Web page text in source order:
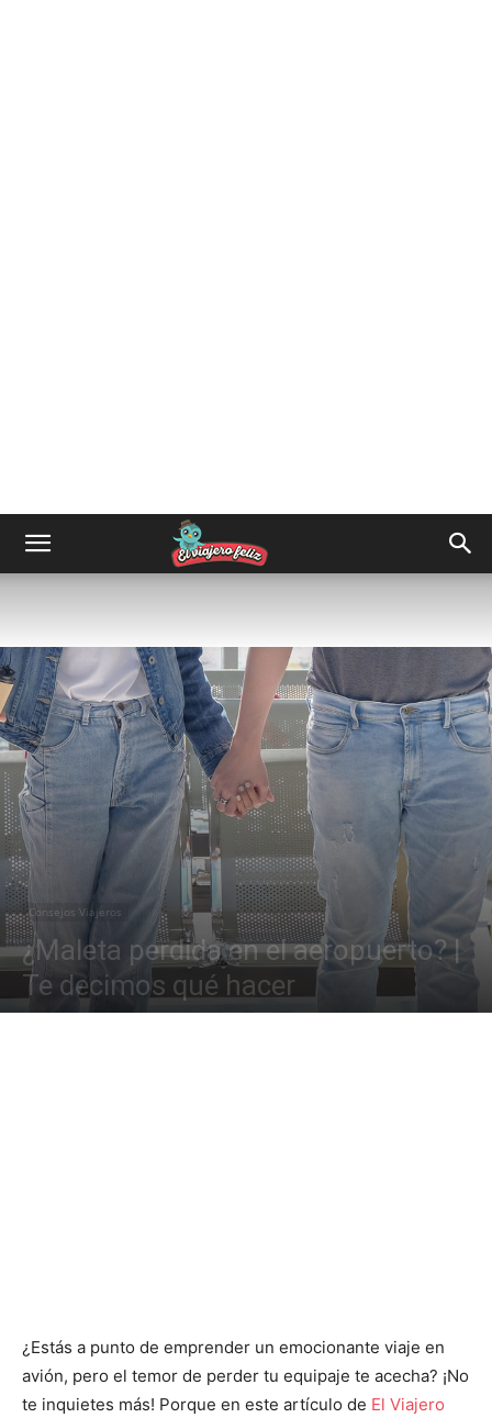
Consejos Viajeros
¿Maleta perdida en el aeropuerto? |
Te decimos qué hacer
¿Estás a punto de emprender un emocionante viaje en
avión, pero el temor de perder tu equipaje te acecha? ¡No
te inquietes más! Porque en este artículo de El Viajero